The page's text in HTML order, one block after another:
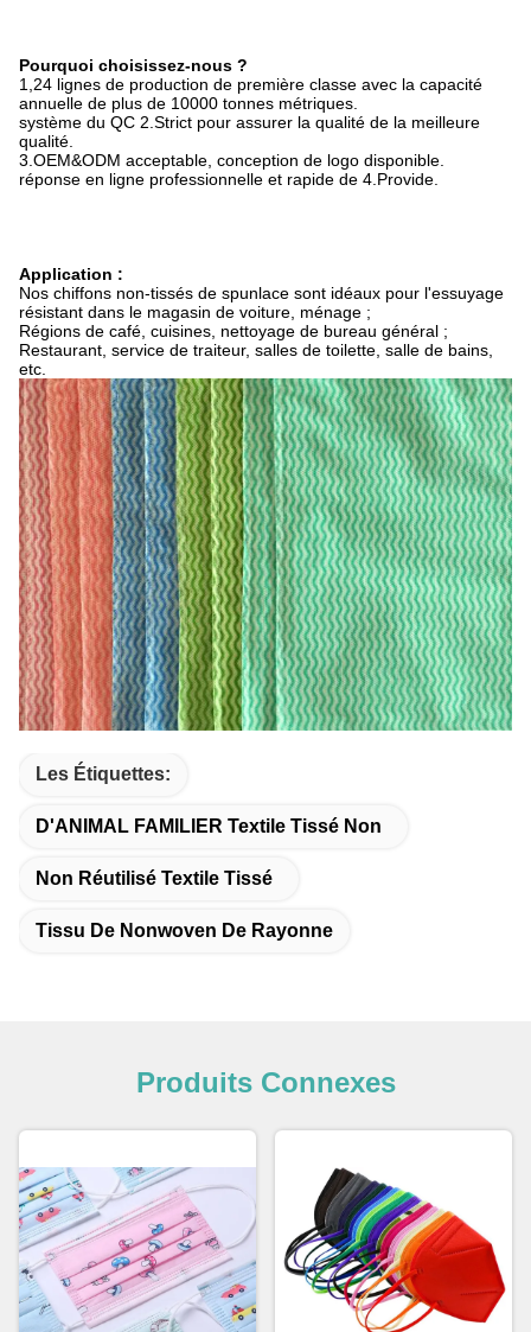
Pourquoi choisissez-nous ?
1,24 lignes de production de première classe avec la capacité
annuelle de plus de 10000 tonnes métriques.
système du QC 2.Strict pour assurer la qualité de la meilleure
qualité.
3.OEM&ODM acceptable, conception de logo disponible.
réponse en ligne professionnelle et rapide de 4.Provide.
Application :
Nos chiffons non-tissés de spunlace sont idéaux pour l'essuyage
résistant dans le magasin de voiture, ménage ;
Régions de café, cuisines, nettoyage de bureau général ;
Restaurant, service de traiteur, salles de toilette, salle de bains,
etc.
Les Étiquettes:
D'ANIMAL FAMILIER Textile Tissé Non
Non Réutilisé Textile Tissé
Tissu De Nonwoven De Rayonne
Produits Connexes